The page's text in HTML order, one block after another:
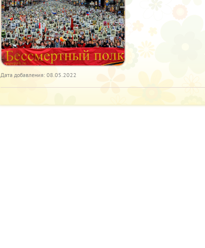
Дата добавления: 08.05.2022